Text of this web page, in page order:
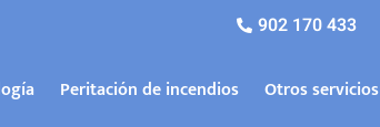
902 170 433
Peritación de incendios Otros servicios